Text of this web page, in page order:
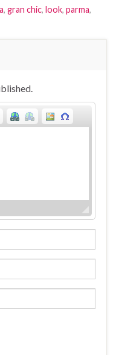
, gran chic, look, parma,